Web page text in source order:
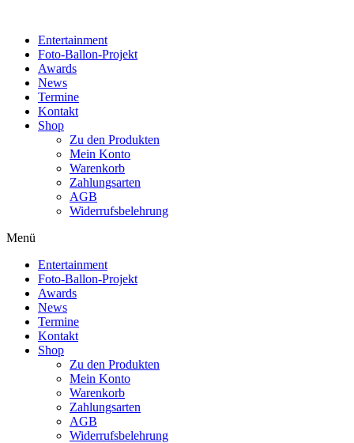
wechselnEntertainment
Foto-Ballon-Projekt
Awards
News
Termine
Kontakt
Shop
Zu den Produkten
Mein Konto
Warenkorb
Zahlungsarten
AGB
Widerrufsbelehrung
Menü
Entertainment
Foto-Ballon-Projekt
Awards
News
Termine
Kontakt
Shop
Zu den Produkten
Mein Konto
Warenkorb
Zahlungsarten
AGB
Widerrufsbelehrung